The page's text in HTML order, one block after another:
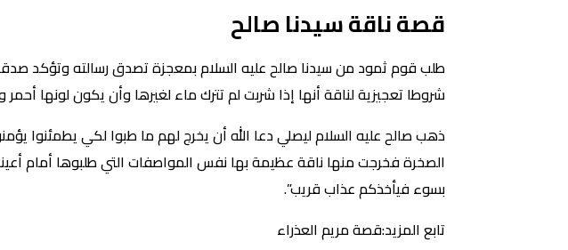
قصة ناقة سيدنا صالح
طلب قوم ثمود من سيدنا صالح عليه السلام بمعجزة تصدق رسالته وتؤكد
شروطا تعجيزية لناقة أنها إذا شربت لم تترك ماء لغيرها وأن يكون لونها
ذهب صالح عليه السلام ليصلي دعا الله أن يخرج لهم ما طبوا لكي يطمئنوا
الصخرة فخرجت منها ناقة عظيمة بها نفس المواصفات التي طلبوها أمام
بسوء فيأخذكم عذاب قريب”.
تابع المزيد:قصة مريم العذراء